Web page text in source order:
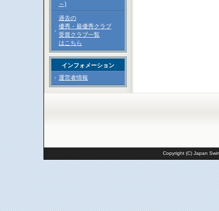
～)
過去の
優秀・最優秀クラブ
受賞クラブ一覧
はこちら
インフォメーション
運営者情報
Copyright (C) Japan